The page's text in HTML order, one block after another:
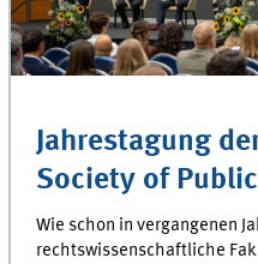
Jahrestagung
Society of Public
Wie schon in vergangenen
rechtswissenschaftliche